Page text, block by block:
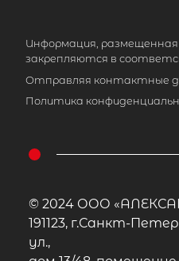
Информация,
закрепляются в
Отправляя контактные
Политика
© 2024 ООО
191123, г.Санкт-
ул.,